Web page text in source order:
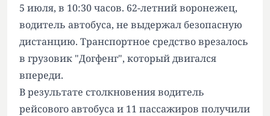
5 июля, в 10:30 часов. 62-летний воронежец,
водитель автобуса, не выдержал безопасную
дистанцию. Транспортное средство врезалось
в грузовик "Догфенг", который двигался
впереди.
В результате столкновения водитель
рейсового автобуса и 11 пассажиров получили